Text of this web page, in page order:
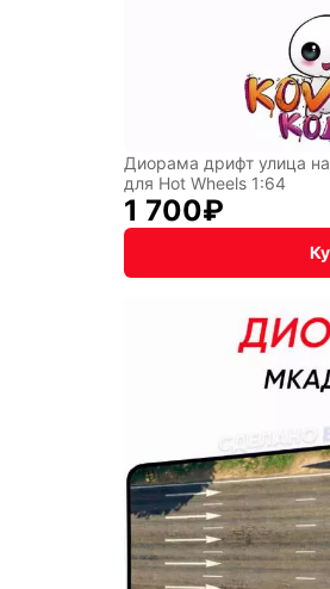
Диорама дрифт улица
для Hot Wheels 1:64
1 700₽